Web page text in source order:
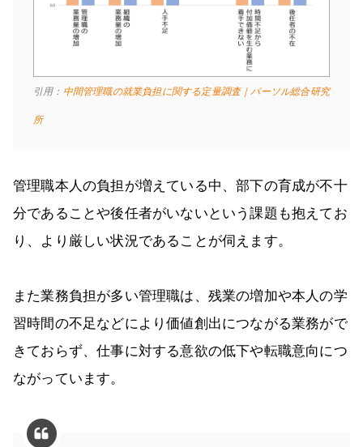
引用： 中間管理職の就業負担に関する定量調査｜パーソル総合研究
所
管理職本人の負担が増えている中、部下の育成が不十
分であることや後任者がいないという課題も抱えてお
り、より厳しい状況であることが伺えます。
また業務負担が多い管理職は、残業の増加や本人の学
習時間の不足などにより価値創出につながる業務がで
きておらず、仕事に対する意欲の低下や転職意向につ
ながっています。